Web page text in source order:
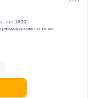
dpi: 1600
кнопки